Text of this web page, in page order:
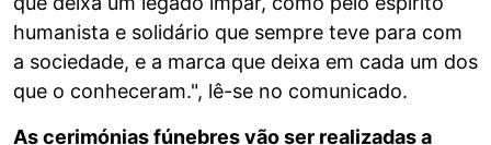
humanista e solidário que sempre teve para com
a sociedade, e a marca que deixa em cada um dos
que o conheceram.", lê-se no comunicado.
As cerimónias fúnebres vão ser realizadas a